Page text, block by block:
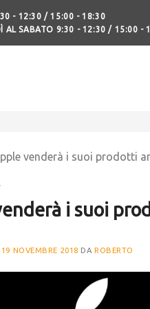
- 12:30 / 15:00 - 18:30
AL SABATO 9:30 - 12:30 / 15:00 -
venderà i suoi prodotti
i suoi
19 NOVEMBRE 2018 DAROBERTO